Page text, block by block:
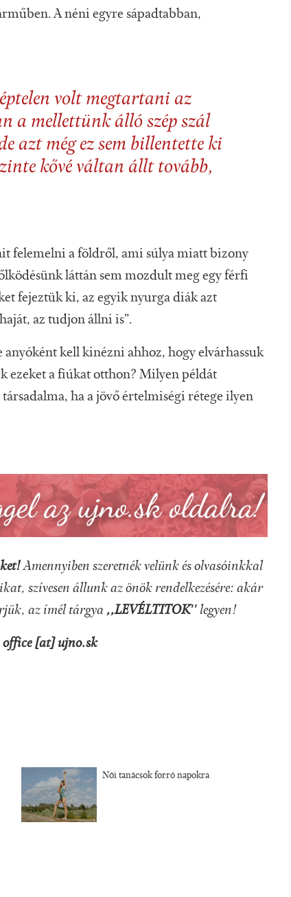
A néni egyre sápadtabban,
volt megtartani az
a mellettünk álló szép szál
azt még ez sem billentette ki
kővé váltan állt tovább,
felemelni a földről, ami súlya miatt bizony
láttán sem mozdult meg egy férfi
fejeztük ki, az egyik nyurga diák azt
az tudjon állni is”.
kell kinézni ahhoz, hogy elvárhassuk
ezeket a fiúkat otthon? Milyen példát
ha a jövő értelmiségi rétege ilyen
Amennyiben szeretnék velünk és olvasóinkkal
szívesen állunk az önök rendelkezésére: akár
az ímél tárgya ,,LEVÉLTITOK'' legyen!
office[at] ujno.sk
Női tanácsok forró napokra